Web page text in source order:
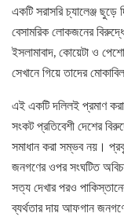
একটি সরাসরি চ্যালেঞ্জ
বেসামরিক লোকজনের
ইসলামাবাদ, কোয়েটা ও
সেখানে গিয়ে তাদের
এই একটি দলিলই প্রমাণ
সংকট প্রতিবেশী দেশের
সমাধান করা সম্ভব নয়।
জনগণের ওপর সংঘটিত
সত্য দেখার পরও
ব্যর্থতার দায় আফগান